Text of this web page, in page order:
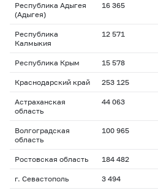
Республика Адыгея
(Адыгея)
16 365
Республика
Калмыкия
12 571
Республика Крым 15 578
Краснодарский край 253 125
Астраханская
область
44 063
Волгоградская
область
100 965
Ростовская область 184 482
г. Севастополь 3 494